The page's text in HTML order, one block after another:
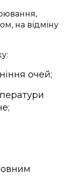
на відміну
очей;